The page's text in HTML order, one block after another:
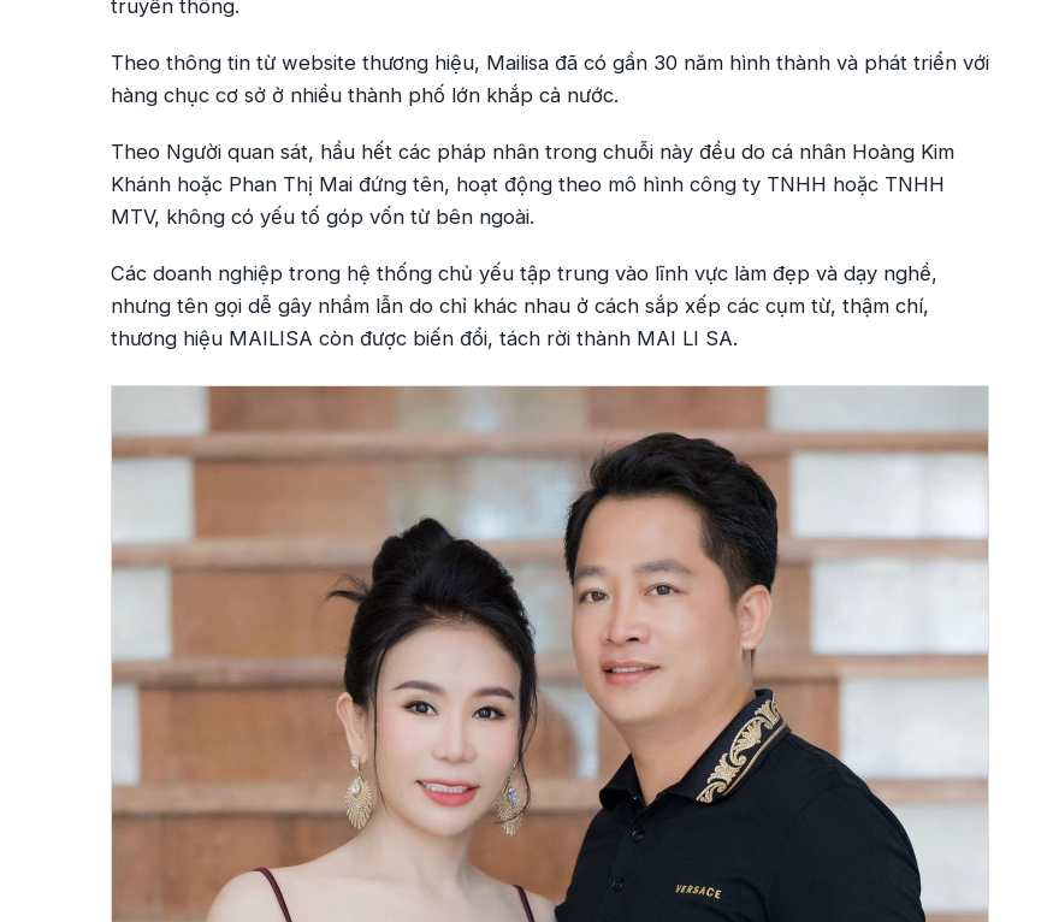
truyền thông.
Theo thông tin từ website thương hiệu, Mailisa đã có gần 30 năm hình thành và phát triển với
hàng chục cơ sở ở nhiều thành phố lớn khắp cả nước.
Theo Người quan sát, hầu hết các pháp nhân trong chuỗi này đều do cá nhân Hoàng Kim
Khánh hoặc Phan Thị Mai đứng tên, hoạt động theo mô hình công ty TNHH hoặc TNHH
MTV, không có yếu tố góp vốn từ bên ngoài.
Các doanh nghiệp trong hệ thống chủ yếu tập trung vào lĩnh vực làm đẹp và dạy nghề,
nhưng tên gọi dễ gây nhầm lẫn do chỉ khác nhau ở cách sắp xếp các cụm từ, thậm chí,
thương hiệu MAILISA còn được biến đổi, tách rời thành MAI LI SA.